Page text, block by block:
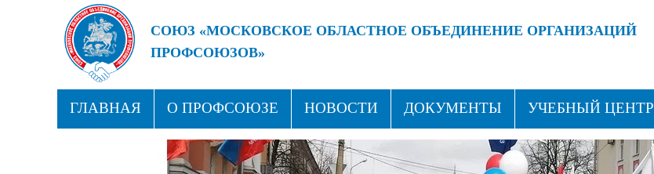
СОЮЗ «МОСКОВСКОЕ ОБЛАСТНОЕ ОБЪЕДИНЕНИЕ ОРГАНИЗАЦИЙ
ПРОФСОЮЗОВ»
ГЛАВНАЯ О ПРОФСОЮЗЕ НОВОСТИ ДОКУМЕНТЫ УЧЕБНЫЙ ЦЕНТР
ПРОФСОЮЗНЫЕ ЗДРАВНИЦЫ КОНТАКТЫ